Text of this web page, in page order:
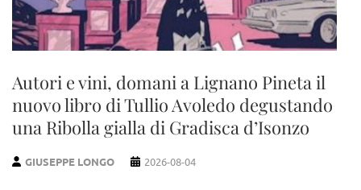
Autori e vini, domani a Lignano Pineta il
nuovo libro di Tullio Avoledo degustando
una Ribolla gialla di Gradisca d’Isonzo
GIUSEPPE LONGO 2026-08-04